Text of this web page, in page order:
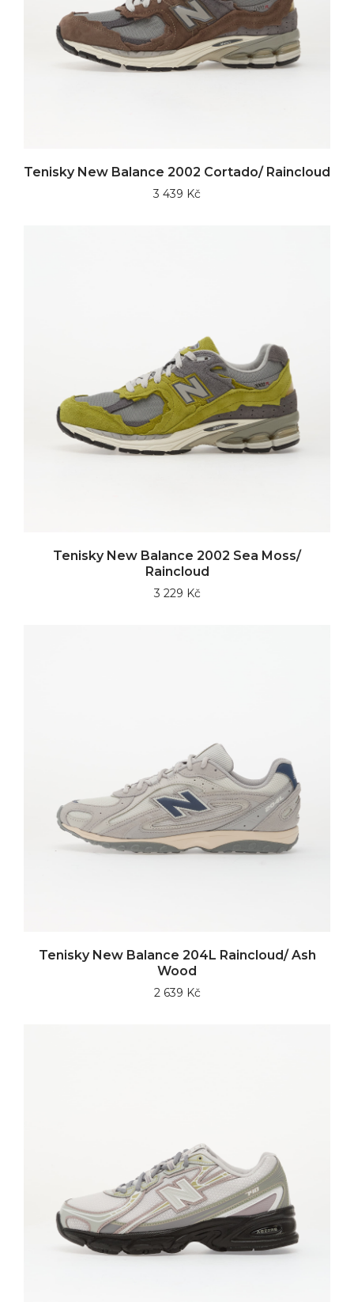
Tenisky New Balance 2002 Cortado/ Raincloud
3 439 Kč
Tenisky New Balance 2002 Sea Moss/
Raincloud
3 229 Kč
Tenisky New Balance 204L Raincloud/ Ash
Wood
2 639 Kč